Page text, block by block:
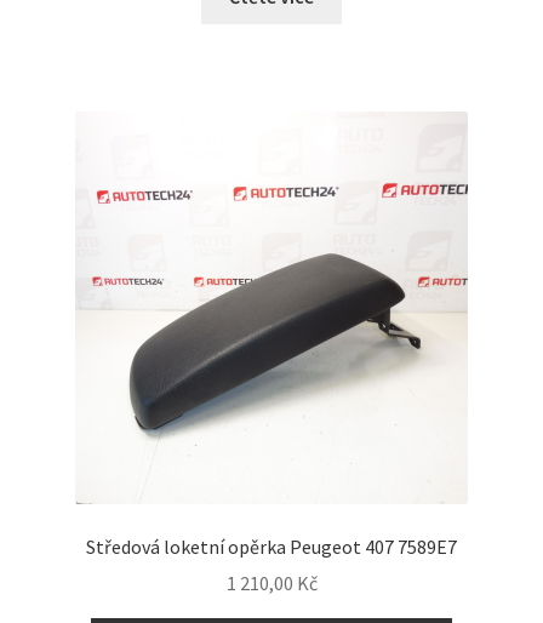
Středová loketní opěrka Peugeot 407 7589E7
1 210,00 Kč